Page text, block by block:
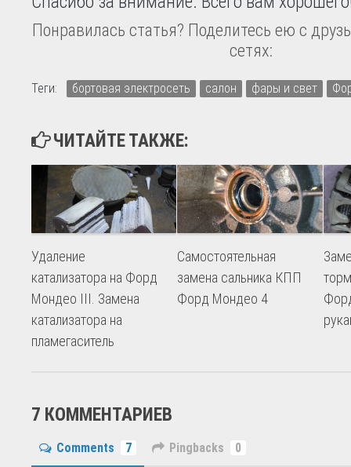
Понравилась статья? Поделитесь ею с
сетях:
Теги: бортовая электросеть салон фары и свет
ЧИТАЙТЕ ТАКЖЕ:
Удаление
катализатора на Форд
Мондео III. Замена
катализатора на
пламегаситель
Самостоятельная
замена сальника КПП
Форд Мондео 4
7 КОММЕНТАРИЕВ
Comments 7 Pingbacks 0